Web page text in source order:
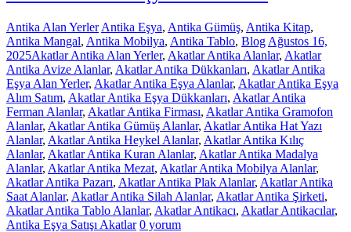
Antika Alan Yerler Antika Eşya, Antika Gümüş, Antika Kitap,
Antika Mangal, Antika Mobilya, Antika Tablo, Blog Ağustos 16,
2025Akatlar Antika Alan Yerler, Akatlar Antika Alanlar, Akatlar
Antika Avize Alanlar, Akatlar Antika Dükkanları, Akatlar Antika
Eşya Alan Yerler, Akatlar Antika Eşya Alanlar, Akatlar Antika Eşya
Alım Satım, Akatlar Antika Eşya Dükkanları, Akatlar Antika
Ferman Alanlar, Akatlar Antika Firması, Akatlar Antika Gramofon
Alanlar, Akatlar Antika Gümüş Alanlar, Akatlar Antika Hat Yazı
Alanlar, Akatlar Antika Heykel Alanlar, Akatlar Antika Kılıç
Alanlar, Akatlar Antika Kuran Alanlar, Akatlar Antika Madalya
Alanlar, Akatlar Antika Mezat, Akatlar Antika Mobilya Alanlar,
Akatlar Antika Pazarı, Akatlar Antika Plak Alanlar, Akatlar Antika
Saat Alanlar, Akatlar Antika Silah Alanlar, Akatlar Antika Şirketi,
Akatlar Antika Tablo Alanlar, Akatlar Antikacı, Akatlar Antikacılar,
Antika Eşya Satışı Akatlar 0 yorum